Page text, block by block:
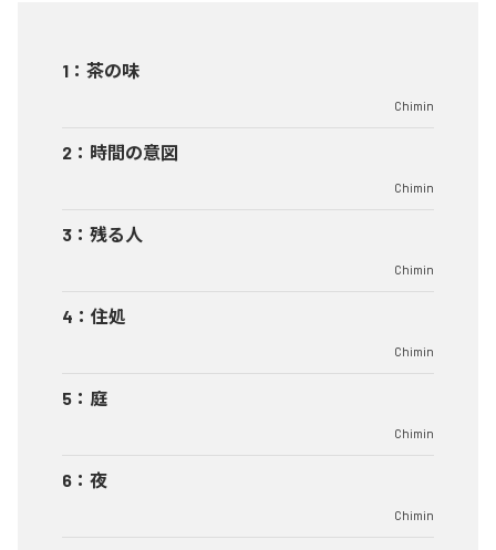
1 ： 茶の味
Chimin
2 ： 時間の意図
Chimin
3 ： 残る人
Chimin
4 ： 住処
Chimin
5 ： 庭
Chimin
6 ： 夜
Chimin